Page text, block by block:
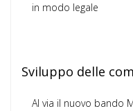
in modo legale
Sviluppo delle
Al via il nuovo bando